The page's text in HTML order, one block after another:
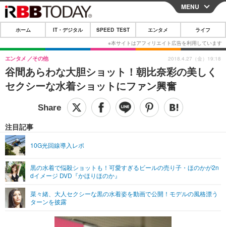
CLOSE
ホーム
IT・デジタル
IT・デジタルTOP スマートフォン
ネタ
ショッピング その他
SPEED TEST
エンタメTOP 映画・ドラマ
グラビア
ショッピング その他
ライフTOP
その他
リリース一覧
プッシュ通知の停止方法
MENU
ホーム IT・デジタル SPEED TEST エンタメ ライフ
谷間あらわな大胆ショット！朝比奈彩の美しく
セクシーな水着ショットにファン興奮
エンタメ その他
注目記事
10G光回線導入レポ
黒の水着で悩殺ショットも！可愛すぎるビールの売り子・ほのかが2n
dイメージ DVD『かほりほのか』
菜々緒、大人セクシーな黒の水着姿を動画で公開！モデルの風格漂う
ターンを披露
2018.4.27（金）19:18